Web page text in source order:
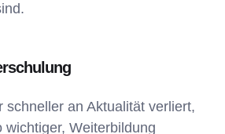
schneller an Aktualität verliert,
wichtiger, Weiterbildung